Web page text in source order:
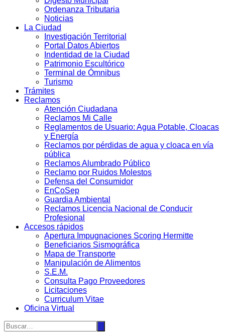
Ordenanza Tributaria
Noticias
La Ciudad
Investigación Territorial
Portal Datos Abiertos
Indentidad de la Ciudad
Patrimonio Escultórico
Terminal de Ómnibus
Turismo
Trámites
Reclamos
Atención Ciudadana
Reclamos Mi Calle
Reglamentos de Usuario: Agua Potable, Cloacas
y Energía
Reclamos por pérdidas de agua y cloaca en vía
pública
Reclamos Alumbrado Público
Reclamo por Ruidos Molestos
Defensa del Consumidor
EnCoSep
Guardia Ambiental
Reclamos Licencia Nacional de Conducir
Profesional
Accesos rápidos
Apertura Impugnaciones Scoring Hermitte
Beneficiarios Sismográfica
Mapa de Transporte
Manipulación de Alimentos
S.E.M.
Consulta Pago Proveedores
Licitaciones
Curriculum Vitae
Oficina Virtual